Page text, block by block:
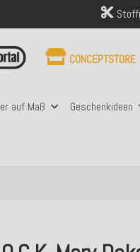
auf Maß Geschenkideen
CONCEPTSTORE